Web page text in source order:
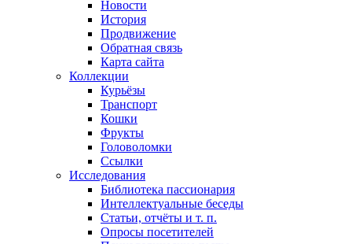
Новости
История
Продвижение
Обратная связь
Карта сайта
Коллекции
Курьёзы
Транспорт
Кошки
Фрукты
Головоломки
Ссылки
Исследования
Библиотека пассионария
Интеллектуальные беседы
Статьи, отчёты и т. п.
Опросы посетителей